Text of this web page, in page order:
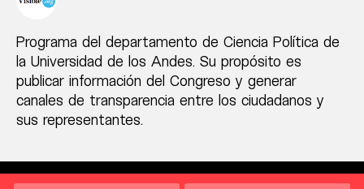
Programa del departamento de Ciencia Política de
la Universidad de los Andes. Su propósito es
publicar información del Congreso y generar
canales de transparencia entre los ciudadanos y
sus representantes.